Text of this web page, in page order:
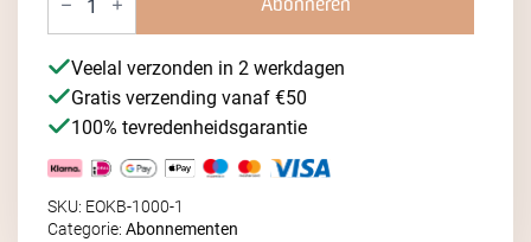
Abonneren
Veelal verzonden in 2 werkdagen
Gratis verzending vanaf €50
100% tevredenheidsgarantie
SKU: EOKB-1000-1
Categorie: Abonnementen